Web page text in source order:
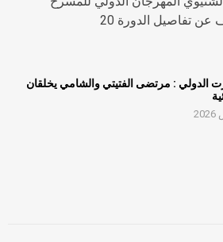
تفاصيل الدورة 20
الدولي : مرتضى الفتيتي والشامي يخلقان